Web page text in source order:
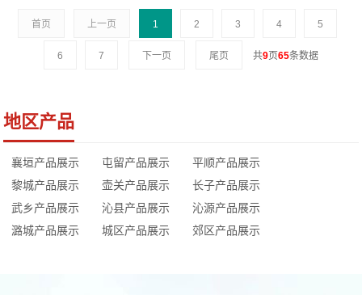
首页 上一页 1 2 3 4 5
6 7 下一页 尾页 共9页65条数据
地区产品
襄垣产品展示 屯留产品展示
平顺产品展示
黎城产品展示
壶关产品展示
长子产品展示
武乡产品展示
沁县产品展示
沁源产品展示
潞城产品展示
城区产品展示 郊区产品展示